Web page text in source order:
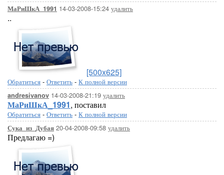
МаРиШкА_1991 14-03-2008-15:24 удалить
..
[500x625]
Обратиться - Ответить - К полной версии
andresivanov 14-03-2008-21:19 удалить
МаРиШкА_1991, поставил
Обратиться - Ответить - К полной версии
Сука_из_Дубая 20-04-2008-09:58 удалить
Предлагаю =)